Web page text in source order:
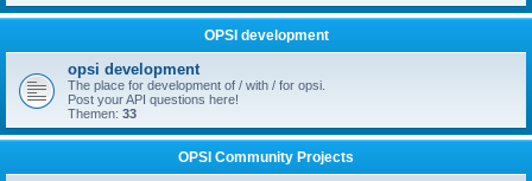
OPSI development
opsi development
The place for development of / with / for opsi.
Post your API questions here!
Themen: 33
OPSI Community Projects